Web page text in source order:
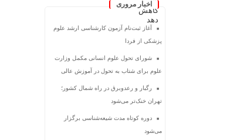
اخبار مروری
آغاز ثبت‌نام‌ آزمون کارشناسی ارشد علوم
پزشکی از فردا
شورای تحول علوم انسانی مکمل وزارت
علوم برای شتاب به تحول در آموزش عالی
رگبار و رعدوبرق در راه شمال کشور؛
تهران خنک‌تر می‌شود
دوره کوتاه مدت شیعه‌شناسی برگزار
می‌شود